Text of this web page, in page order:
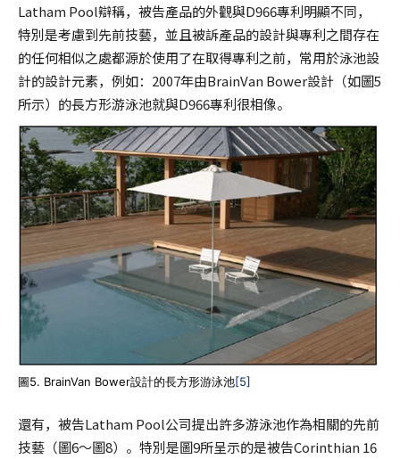
Latham Pool辯稱，被告產品的外觀與D966專利明顯不同，
特別是考慮到先前技藝，並且被訴產品的設計與專利之間存在
的任何相似之處都源於使用了在取得專利之前，常用於泳池設
計的設計元素，例如：2007年由BrainVan Bower設計（如圖5
所示）的長方形游泳池就與D966專利很相像。
圖5. BrainVan Bower設計的長方形游泳池[5]
還有，被告Latham Pool公司提出許多游泳池作為相關的先前
技藝（圖6～圖8）。特別是圖9所呈示的是被告Corinthian 16